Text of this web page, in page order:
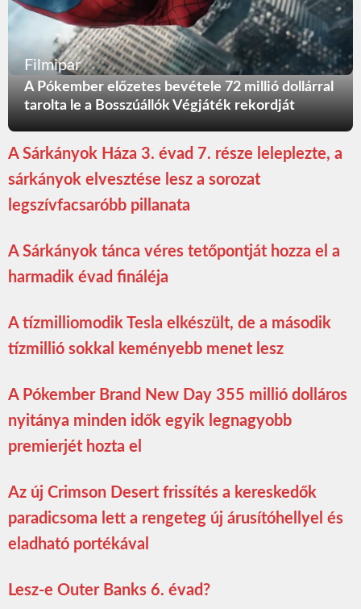
Filmipar
A Pókember előzetes bevétele 72 millió dollárral
tarolta le a Bosszúállók Végjáték rekordját
A Sárkányok Háza 3. évad 7. része leleplezte, a
sárkányok elvesztése lesz a sorozat
legszívfacsaróbb pillanata
A Sárkányok tánca véres tetőpontját hozza el a
harmadik évad fináléja
A tízmilliomodik Tesla elkészült, de a második
tízmillió sokkal keményebb menet lesz
A Pókember Brand New Day 355 millió dolláros
nyitánya minden idők egyik legnagyobb
premierjét hozta el
Az új Crimson Desert frissítés a kereskedők
paradicsoma lett a rengeteg új árusítóhellyel és
eladható portékával
Lesz-e Outer Banks 6. évad?